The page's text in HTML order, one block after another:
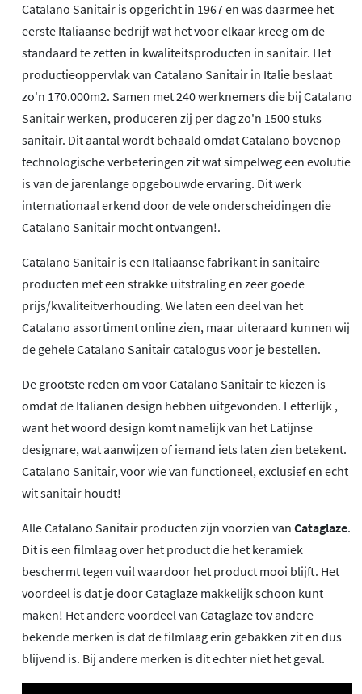
Catalano Sanitair is opgericht in 1967 en was daarmee het
eerste Italiaanse bedrijf wat het voor elkaar kreeg om de
standaard te zetten in kwaliteitsproducten in sanitair. Het
productieoppervlak van Catalano Sanitair in Italie beslaat
zo'n 170.000m2. Samen met 240 werknemers die bij Catalano
Sanitair werken, produceren zij per dag zo'n 1500 stuks
sanitair. Dit aantal wordt behaald omdat Catalano bovenop
technologische verbeteringen zit wat simpelweg een evolutie
is van de jarenlange opgebouwde ervaring. Dit werk
internationaal erkend door de vele onderscheidingen die
Catalano Sanitair mocht ontvangen!.
Catalano Sanitair is een Italiaanse fabrikant in sanitaire
producten met een strakke uitstraling en zeer goede
prijs/kwaliteitverhouding. We laten een deel van het
Catalano assortiment online zien, maar uiteraard kunnen wij
de gehele Catalano Sanitair catalogus voor je bestellen.
De grootste reden om voor Catalano Sanitair te kiezen is
omdat de Italianen design hebben uitgevonden. Letterlijk ,
want het woord design komt namelijk van het Latijnse
designare, wat aanwijzen of iemand iets laten zien betekent.
Catalano Sanitair, voor wie van functioneel, exclusief en echt
wit sanitair houdt!
Alle Catalano Sanitair producten zijn voorzien van Cataglaze.
Dit is een filmlaag over het product die het keramiek
beschermt tegen vuil waardoor het product mooi blijft. Het
voordeel is dat je door Cataglaze makkelijk schoon kunt
maken! Het andere voordeel van Cataglaze tov andere
bekende merken is dat de filmlaag erin gebakken zit en dus
blijvend is. Bij andere merken is dit echter niet het geval.